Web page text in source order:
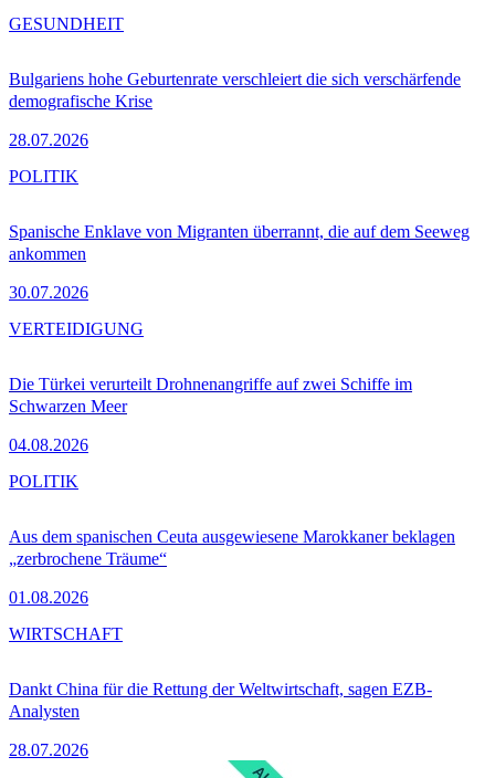
Bulgariens hohe Geburtenrate verschleiert die sich verschärfende
demografische Krise
28.07.2026
GESUNDHEIT
Spanische Enklave von Migranten überrannt, die auf dem Seeweg
ankommen
30.07.2026
POLITIK
Die Türkei verurteilt Drohnenangriffe auf zwei Schiffe im
Schwarzen Meer
04.08.2026
VERTEIDIGUNG
Aus dem spanischen Ceuta ausgewiesene Marokkaner beklagen
„zerbrochene Träume“
01.08.2026
POLITIK
Dankt China für die Rettung der Weltwirtschaft, sagen EZB-
Analysten
28.07.2026
WIRTSCHAFT